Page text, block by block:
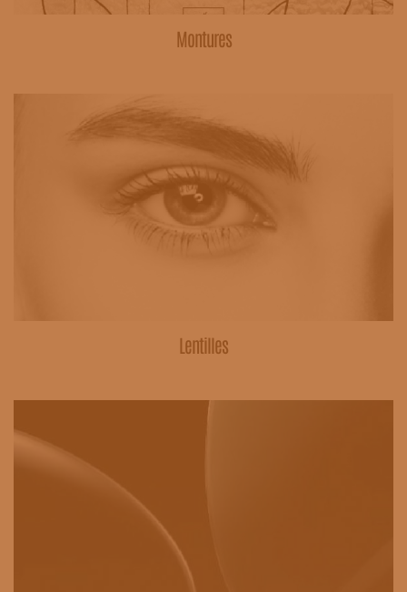
Montures
Lentilles